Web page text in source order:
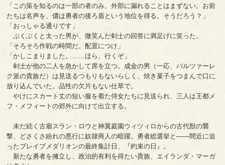
「この策を知るのは一部の者のみ。外部に漏れることはまずない。お前
たちは名声を、儂は勇者の後ろ盾という地位を得る。そうだろう？」
「おっしゃる通りです」
ぶくぶくと太った男が、微笑んだ剣士の回答に満足げに笑った。
「そろそろ作戦の時間だ。配置につけ」
「かしこまりました。……ほら、行くぞ」
剣士が他の二人を急かして席を立つ。成金の男（一応、バルツァーレ
ク派の貴族だ）は見送るつもりもないらしく、焼き菓子をつまんで口に
放り込んでいた。品性の欠片もない仕草で。
やけにスカート丈の短い服を着た侍女たちに見送られ、三人は王都メ
フ・メフィートの郊外に向けて出立する。
未だ続く古廟スラン・ロウと神翼庭園ウィツィロからの古代獣の襲
撃、どさくさ紛れの悪行に奴隷商人の暗躍。勇者総選挙と――間近に迫
ったブレイブメダリオンの最終集計日、『約束の日』。
新たな勇者を擁立し、政治的有利を得たい貴族、エイランダ・マーガ